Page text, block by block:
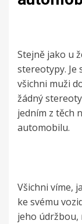
Stejně jako u
stereotypy. Je
všichni muži
žádný
jedním z těch
automobilu.
Všichni víme,
ke svému
jeho údržbou,